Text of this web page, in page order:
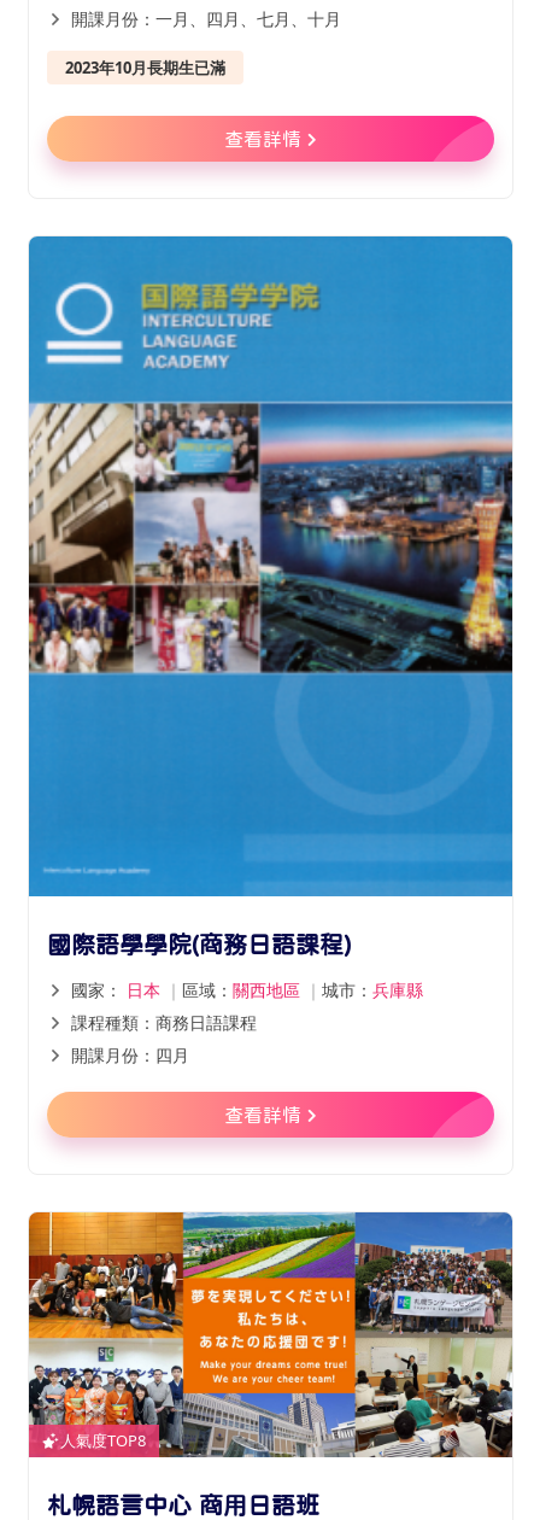
開課月份：一月、四月、七月、十月
2023年10月長期生已滿
查看詳情
國際語學學院(商務日語課程)
國家： 日本 ｜ 區域： 關西地區 ｜ 城市： 兵庫縣
課程種類：商務日語課程
開課月份：四月
查看詳情
人氣度TOP8
札幌語言中心 商用日語班